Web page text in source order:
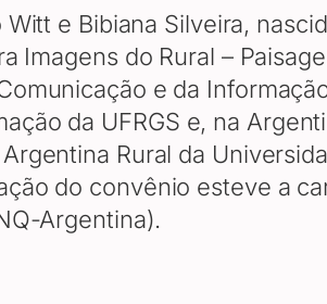
e Bibiana Silveira,
Imagens do Rural –
e da
da UFRGS e, na
Rural da
do convênio esteve a
Argentina).